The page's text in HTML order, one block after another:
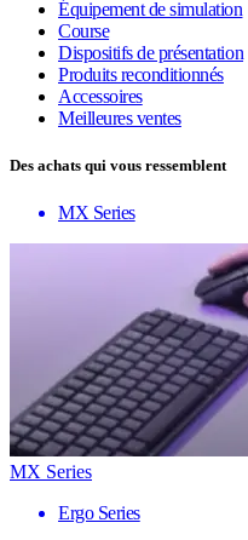
Équipement de simulation
Course
Dispositifs de présentation
Produits reconditionnés
Accessoires
Meilleures ventes
Des achats qui vous ressemblent
MX Series
MX Series
Ergo Series